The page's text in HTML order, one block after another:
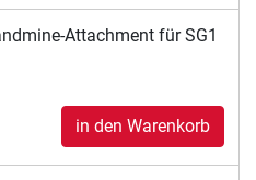
Attachment für SG1
in den Warenkorb